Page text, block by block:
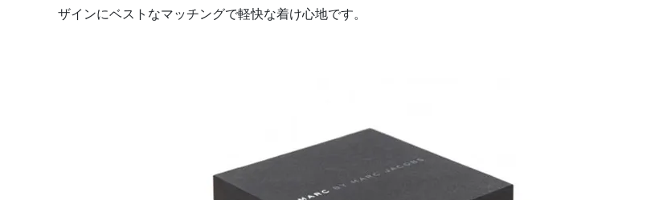
ザインにベストなマッチングで軽快な着け心地です。